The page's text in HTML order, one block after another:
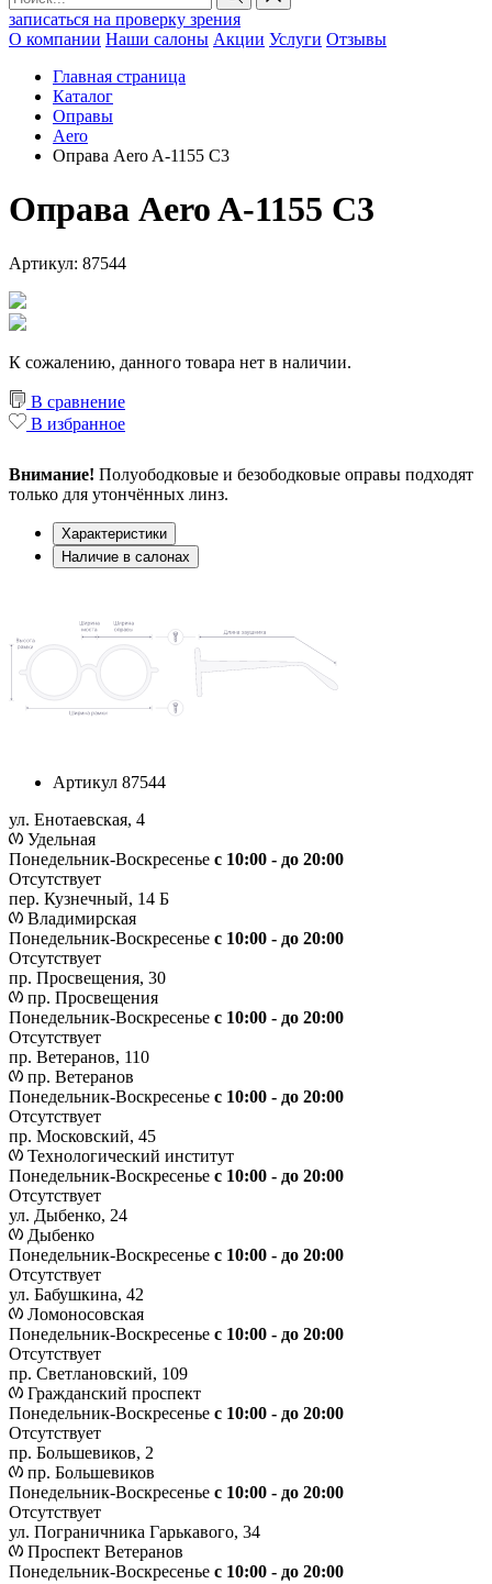
записаться на проверку зрения
О компании Наши салоны Акции Услуги Отзывы
Главная страница
Каталог
Оправы
Aero
Оправа Aero A-1155 C3
Оправа Aero A-1155 C3
Артикул: 87544
К сожалению, данного товара нет в наличии.
В сравнение
В избранное
Внимание! Полуободковые и безободковые оправы подходят
только для утончённых линз.
Характеристики
Наличие в салонах
Артикул 87544
ул. Енотаевская, 4
Удельная
Понедельник-Воскресенье с 10:00 - до 20:00
Отсутствует
пер. Кузнечный, 14 Б
Владимирская
Понедельник-Воскресенье с 10:00 - до 20:00
Отсутствует
пр. Просвещения, 30
пр. Просвещения
Понедельник-Воскресенье c 10:00 - до 20:00
Отсутствует
пр. Ветеранов, 110
пр. Ветеранов
Понедельник-Воскресенье с 10:00 - до 20:00
Отсутствует
пр. Московский, 45
Технологический институт
Понедельник-Воскресенье с 10:00 - до 20:00
Отсутствует
ул. Дыбенко, 24
Дыбенко
Понедельник-Воскресенье с 10:00 - до 20:00
Отсутствует
ул. Бабушкина, 42
Ломоносовская
Понедельник-Воскресенье с 10:00 - до 20:00
Отсутствует
пр. Светлановский, 109
Гражданский проспект
Понедельник-Воскресенье с 10:00 - до 20:00
Отсутствует
пр. Большевиков, 2
пр. Большевиков
Понедельник-Воскресенье с 10:00 - до 20:00
Отсутствует
ул. Пограничника Гарькавого, 34
Проспект Ветеранов
Понедельник-Воскресенье с 10:00 - до 20:00